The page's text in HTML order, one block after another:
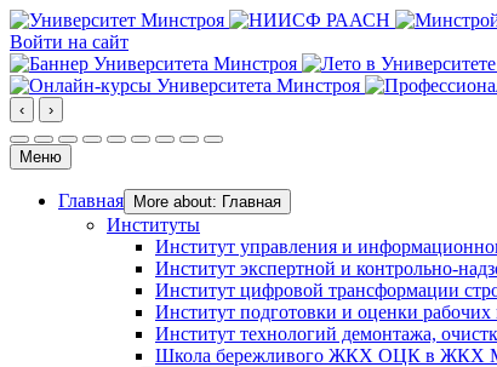
Войти на сайт
‹ ›
Меню
Главная More about: Главная
Институты
Институт управления и
Институт экспертной и контрольно-
Институт цифровой трансформации
Институт подготовки и оценки рабочих
Институт технологий демонтажа,
Школа бережливого ЖКХ ОЦК в ЖКХ